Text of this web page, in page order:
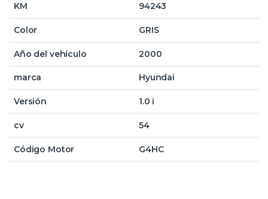
KM 94243
Color GRIS
Año del vehículo 2000
marca Hyundai
Versión 1.0 i
cv 54
Código Motor G4HC